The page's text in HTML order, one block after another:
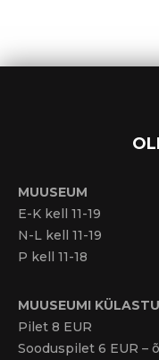
MUUSEUM
E-K kell 11-19
N-L kell 11-19
P kell 11-18
MUUSEUMI
Pilet 8 EUR
Sooduspilet 6 EUR –